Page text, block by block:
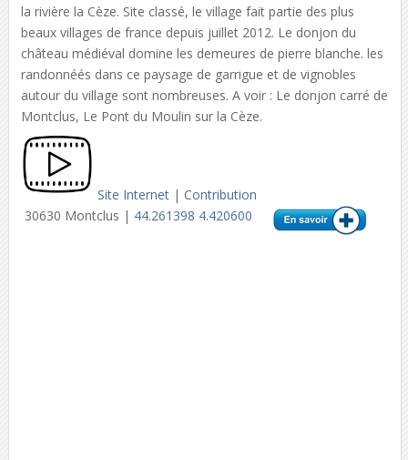
la rivière la Cèze. Site classé, le village fait partie des plus
beaux villages de france depuis juillet 2012. Le donjon du
château médiéval domine les demeures de pierre blanche. les
randonnéés dans ce paysage de garrigue et de vignobles
autour du village sont nombreuses. A voir : Le donjon carré de
Montclus, Le Pont du Moulin sur la Cèze.
Site Internet| Contribution
30630 Montclus | 44.261398 4.420600